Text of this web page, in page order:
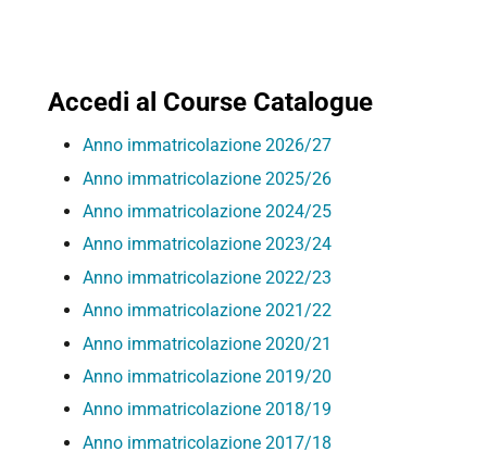
Accedi al Course Catalogue
Anno immatricolazione 2026/27
Anno immatricolazione 2025/26
Anno immatricolazione 2024/25
Anno immatricolazione 2023/24
Anno immatricolazione 2022/23
Anno immatricolazione 2021/22
Anno immatricolazione 2020/21
Anno immatricolazione 2019/20
Anno immatricolazione 2018/19
Anno immatricolazione 2017/18